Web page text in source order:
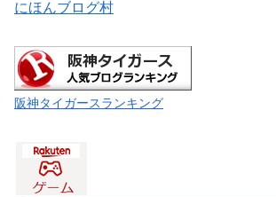
にほんブログ村
阪神タイガースランキング